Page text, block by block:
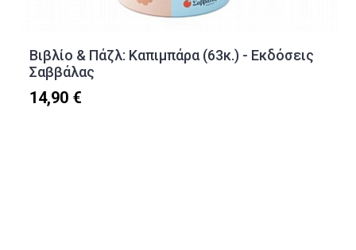
Βιβλίο & Πάζλ: Καπιμπάρα (63κ.) - Εκδόσεις
Σαββάλας
14,90 €